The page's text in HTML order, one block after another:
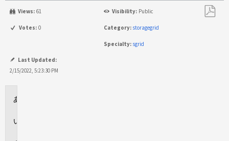
Views: 61 Visibility: Public
Votes: 0 Category: storagegrid
Specialty: sgrid
Last Updated:
2/15/2022, 5:23:30 PM